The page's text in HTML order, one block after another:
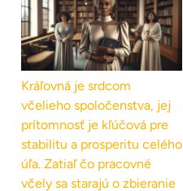
Kráľovná je srdcom
včelieho spoločenstva, jej
prítomnosť je kľúčová pre
stabilitu a prosperitu celého
úľa. Zatiaľ čo pracovné
včely sa starajú o zbieranie